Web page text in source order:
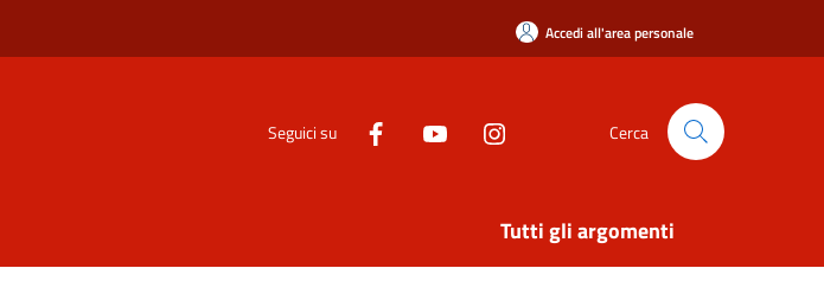
Accedi all'area personale
Seguici su Cerca
Tutti gli argomenti